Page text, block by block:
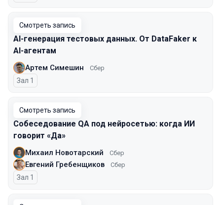
Смотреть запись
AI-генерация тестовых данных. От DataFaker к
AI-агентам
Артем Симешин Сбер
Зал 1
Смотреть запись
Собеседование QA под нейросетью: когда ИИ
говорит «Да»
Михаил Новотарский Сбер
Евгений Гребенщиков Сбер
Зал 1